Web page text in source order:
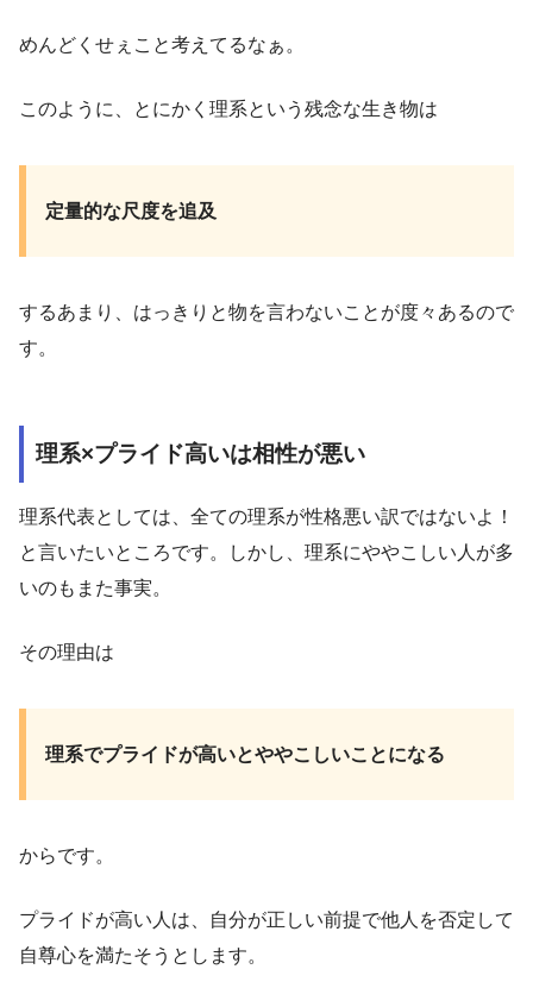
めんどくせぇこと考えてるなぁ。
このように、とにかく理系という残念な生き物は
定量的な尺度を追及
するあまり、はっきりと物を言わないことが度々あるので
す。
理系×プライド高いは相性が悪い
理系代表としては、全ての理系が性格悪い訳ではないよ！
と言いたいところです。しかし、理系にややこしい人が多
いのもまた事実。
その理由は
理系でプライドが高いとややこしいことになる
からです。
プライドが高い人は、自分が正しい前提で他人を否定して
自尊心を満たそうとします。